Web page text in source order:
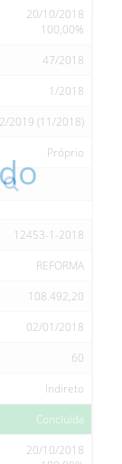
20/10/2018
100,00%
47/2018
1/2018
2019 (11/2018)
Próprio
12453-1-2018
REFORMA
108.492,20
02/01/2018
60
Indireto
Concluída
20/10/2018